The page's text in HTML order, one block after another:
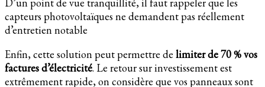
capteurs photovoltaïques ne demandent pas réellement
d’entretien notable
Enfin, cette solution peut permettre de limiter de 70 % vos
factures d’électricité. Le retour sur investissement est
extrêmement rapide, on considère que vos panneaux sont